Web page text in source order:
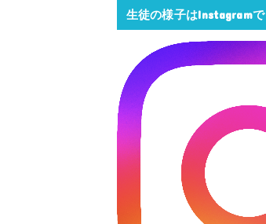
生徒の様子はInstagramで